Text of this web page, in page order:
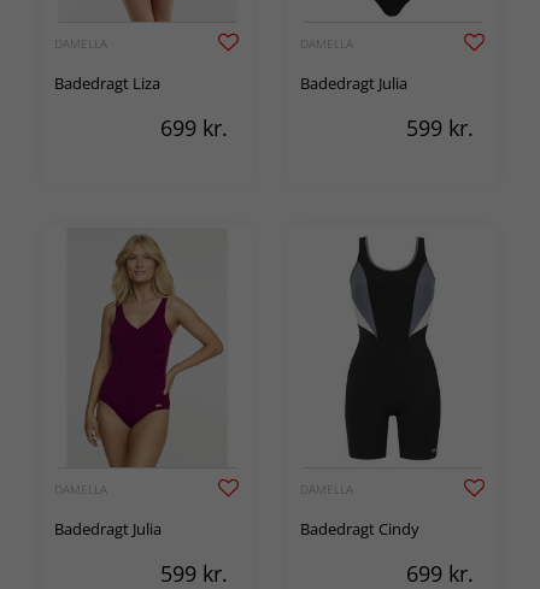
DAMELLA
Badedragt Liza
699 kr.
DAMELLA
Badedragt Julia
599 kr.
DAMELLA
Badedragt Julia
599 kr.
DAMELLA
Badedragt Cindy
699 kr.